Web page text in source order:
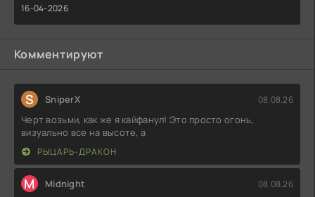
16-04-2026
Комментируют
S SniperX 08.08.26
Черт возьми, как же я кайфанул! Это просто огонь,
визуально все на высоте, а
РЫЦАРЬ-ДРАКОН
M Midnight 08.08.26